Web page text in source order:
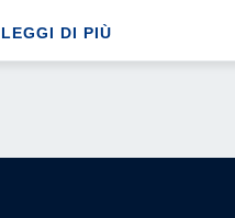
LEGGI DI PIÙ